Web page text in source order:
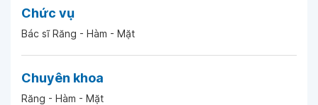
Chức vụ
Bác sĩ Răng - Hàm - Mặt
Chuyên khoa
Răng - Hàm - Mặt